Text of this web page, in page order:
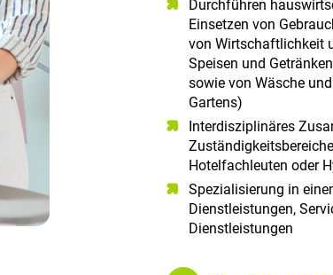
Durchführen
Einsetzen von
von Wirtschaftlichkeit
Speisen und
sowie von Wäsche
Gartens)
Interdisziplinäres
Hotelfachleuten oder
Spezialisierung in
Dienstleistungen,
Dienstleistungen